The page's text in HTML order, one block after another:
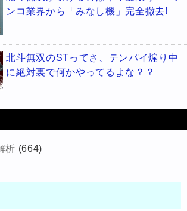
ンコ業界から「みなし機」完全撤去!
北斗無双のSTってさ、テンパイ煽り中
に絶対裏で何かやってるよな？？
析 (664)